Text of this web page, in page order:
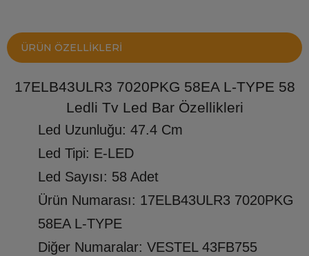
ÜRÜN ÖZELLIKLERI
17ELB43ULR3 7020PKG 58EA L-TYPE 58
Ledli Tv Led Bar Özellikleri
Led Uzunluğu: 47.4 Cm
Led Tipi: E-LED
Led Sayısı: 58 Adet
Ürün Numarası: 17ELB43ULR3 7020PKG
58EA L-TYPE
Diğer Numaralar: VESTEL 43FB755